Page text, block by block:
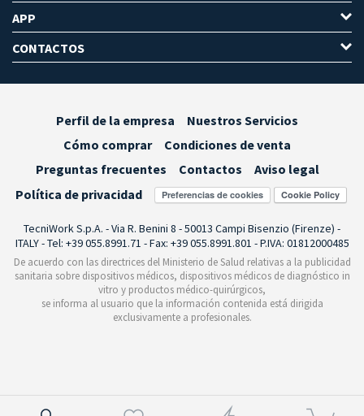
APP
CONTACTOS
Perfil de la empresa
Nuestros Servicios
Cómo comprar
Condiciones de venta
Preguntas frecuentes
Contactos
Aviso legal
Política de privacidad
Preferencias de cookies
TecniWork S.p.A. - Via R. Benini 8 - 50013 Campi Bisenzio (Firenze) -
ITALY - Tel: +39 055.8991.71 - Fax: +39 055.8991.801 - P.IVA: 01812000485
De acuerdo con las directrices del Ministerio de Salud relativas a la publicidad
sanitaria sobre dispositivos médicos, dispositivos médicos de diagnóstico in
vitro y productos médico-quirúrgicos,
se informa al usuario que la información contenida está dirigida
exclusivamente a profesionales.